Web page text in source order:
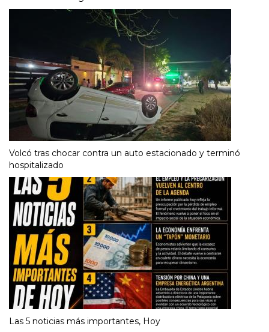
Volcó tras chocar contra un auto estacionado y terminó
hospitalizado
Las 5 noticias más importantes, Hoy